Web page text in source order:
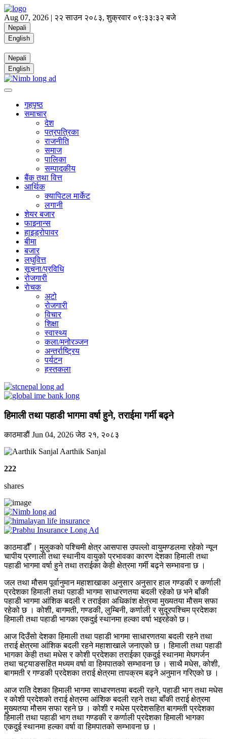
Aug 07, 2026 | २२ साउन २०८३, शुक्रवार ०९:३३:३३ बजे
Nepali
English
Nepali
English
गृहपृष्ठ
समाचार
देश
पत्रपत्रिका
राजनीति
समाज
पालिका
सम्पादकीय
बैंक तथा वित्त
आर्थिक
क्यापिटल मार्केट
लगानी
शेयर बजार
फाइनान्स
हाइड्रोपावर
बीमा
बजार
लघुवित्त
सूचना/प्रविधि
रोजगारी
राेचक
अटो
रोजगारी
विचार
शिक्षा
स्वास्थ्य
कला/मनोरञ्जन
अन्तर्राष्ट्रिय
पर्यटन
हस्तकला
हिमाली तथा पहाडी भागमा वर्षा हुने, तराईमा गर्मी बढ्ने
काठमाडाैं Jun 04, 2026जेठ २१, २०८३
Aarthik Sanjal
222
shares
काठमाडौँ । मुलुकको पश्चिमी क्षेत्र आसपास उपल्लो वायुमण्डलमा रहेको न्यून
चापीय प्रणाली तथा स्थानीय वायुको प्रभावका कारण देशका हिमाली तथा
पहाडी भागमा वर्षा हुने तथा तराईका केही क्षेत्रमा गर्मी बढ्ने सम्भावना छ ।
जल तथा मौसम पूर्वानुमान महाशाखाका अनुसार अनुसार हाल गण्डकी र कर्णाली
प्रदेशका हिमाली तथा पहाडी भागमा साधारणतया बदली रहेको छ भने बाँकी
पहाडी भागमा आंशिक बदली र तराईका अधिकांश क्षेत्रमा मुख्यतया मौसम सफा
रहेको छ । कोशी, बागमती, गण्डकी, लुम्बिनी, कर्णाली र सुदूरपश्चिम प्रदेशका
हिमाली तथा पहाडी भागका एकदुई स्थानमा हल्का वर्षा भइरहेको छ।
आज दिउँसो देशका हिमाली तथा पहाडी भागमा साधारणतया बदली रहने तथा
तराई क्षेत्रमा आंशिक बदली रहने महाशाखाले जनाएको छ । हिमाली तथा पहाडी
भागका केही तथा मधेस र कोशी प्रदेशका तराईका एकदुई स्थानमा मेघगर्जन
तथा चट्याङसहित मध्यम वर्षा वा हिमपातको सम्भावना छ । साथै मधेस, कोशी,
बागमती र गण्डकी प्रदेशका तराई क्षेत्रमा तापक्रम बढ्ने अनुमान गरिएको छ ।
आज राति देशका हिमाली भागमा साधारणतया बदली रहने, पहाडी भाग तथा मधेस
र कोशी प्रदेशको तराई क्षेत्रमा आंशिक बदली रहने तथा बाँकी तराई क्षेत्रमा
मुख्यतया मौसम सफा रहने छ । कोशी र मधेस प्रदेशसहित बागमती प्रदेशका
हिमाली तथा पहाडी भाग तथा गण्डकी र कर्णाली प्रदेशका हिमाली भागका
एकदुई स्थानमा हल्का वर्षा वा हिमपातको सम्भावना छ ।